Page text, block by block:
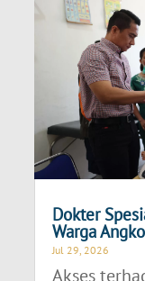
Dokter
Warga
Jul 29, 2026
Akses